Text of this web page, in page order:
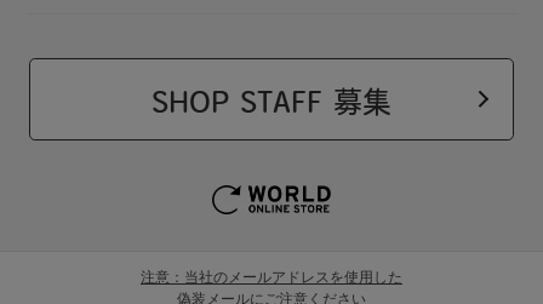
SHOP STAFF 募集
注意：当社のメールアドレスを使用した
偽装メールにご注意ください